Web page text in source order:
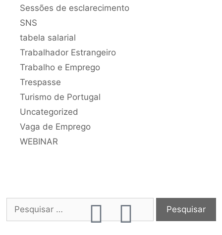
Sessões de esclarecimento
SNS
tabela salarial
Trabalhador Estrangeiro
Trabalho e Emprego
Trespasse
Turismo de Portugal
Uncategorized
Vaga de Emprego
WEBINAR